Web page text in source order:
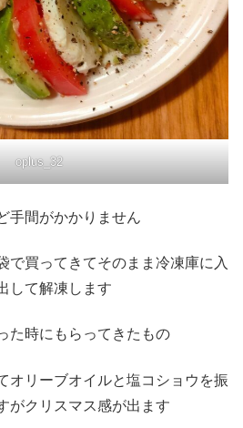
oplus_32
手間がかかりません
で買ってきてそのまま冷凍庫に入
して解凍します
た時にもらってきたもの
オリーブオイルと塩コショウを振
がクリスマス感が出ます